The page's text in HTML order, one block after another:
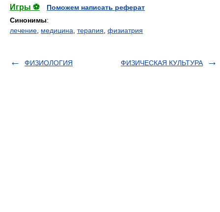
Игры ⚽
Поможем написать реферат
Синонимы:
лечение медицина терапия физиатрия
ФИЗИОЛОГИЯ ФИЗИЧЕСКАЯ КУЛЬТУРА